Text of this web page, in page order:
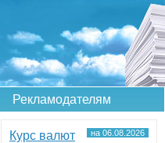
Рекламодателям
Курс валют на 06.08.2026